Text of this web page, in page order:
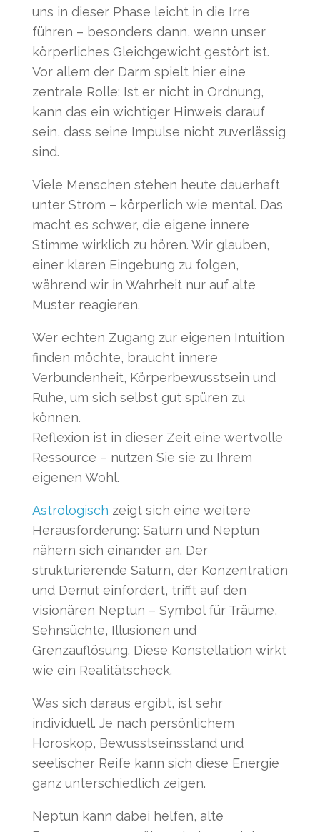
uns in dieser Phase leicht in die Irre
führen – besonders dann, wenn unser
körperliches Gleichgewicht gestört ist.
Vor allem der Darm spielt hier eine
zentrale Rolle: Ist er nicht in Ordnung,
kann das ein wichtiger Hinweis darauf
sein, dass seine Impulse nicht zuverlässig
sind.
Viele Menschen stehen heute dauerhaft
unter Strom – körperlich wie mental. Das
macht es schwer, die eigene innere
Stimme wirklich zu hören. Wir glauben,
einer klaren Eingebung zu folgen,
während wir in Wahrheit nur auf alte
Muster reagieren.
Wer echten Zugang zur eigenen Intuition
finden möchte, braucht innere
Verbundenheit, Körperbewusstsein und
Ruhe, um sich selbst gut spüren zu
können.
Reflexion ist in dieser Zeit eine wertvolle
Ressource – nutzen Sie sie zu Ihrem
eigenen Wohl.
Astrologisch zeigt sich eine weitere
Herausforderung: Saturn und Neptun
nähern sich einander an. Der
strukturierende Saturn, der Konzentration
und Demut einfordert, trifft auf den
visionären Neptun – Symbol für Träume,
Sehnsüchte, Illusionen und
Grenzauflösung. Diese Konstellation wirkt
wie ein Realitätscheck.
Was sich daraus ergibt, ist sehr
individuell. Je nach persönlichem
Horoskop, Bewusstseinsstand und
seelischer Reife kann sich diese Energie
ganz unterschiedlich zeigen.
Neptun kann dabei helfen, alte